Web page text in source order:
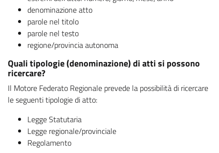
denominazione atto
parole nel titolo
parole nel testo
regione/provincia autonoma
Quali tipologie (denominazione) di atti si possono
ricercare?
Il Motore Federato Regionale prevede la possibilità di ricercare
le seguenti tipologie di atto:
Legge Statutaria
Legge regionale/provinciale
Regolamento